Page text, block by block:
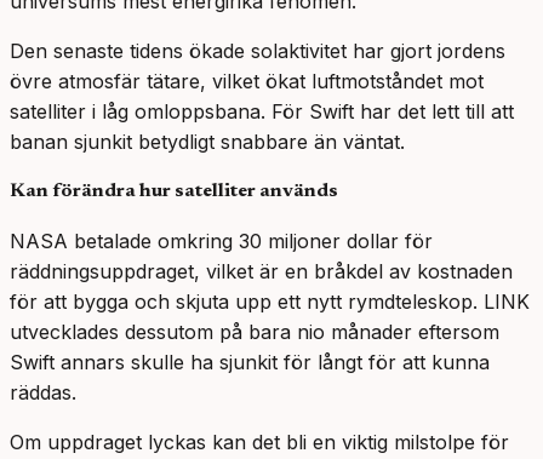
Den senaste tidens ökade solaktivitet har gjort jordens
övre atmosfär tätare, vilket ökat luftmotståndet mot
satelliter i låg omloppsbana. För Swift har det lett till att
banan sjunkit betydligt snabbare än väntat.
Kan förändra hur satelliter används
NASA betalade omkring 30 miljoner dollar för
räddningsuppdraget, vilket är en bråkdel av kostnaden
för att bygga och skjuta upp ett nytt rymdteleskop. LINK
utvecklades dessutom på bara nio månader eftersom
Swift annars skulle ha sjunkit för långt för att kunna
räddas.
Om uppdraget lyckas kan det bli en viktig milstolpe för